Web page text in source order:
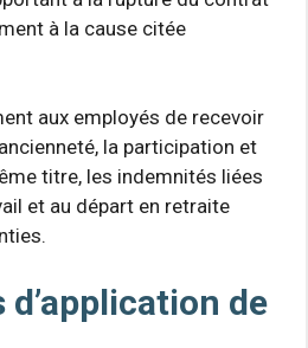
à la cause citée
aux employés de recevoir
la participation et
titre, les indemnités liées
et au départ en retraite
d’application de